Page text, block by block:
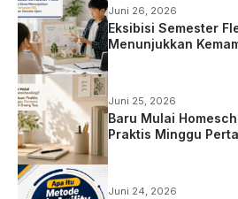
Juni 26, 2026
Eksibisi Semester
Menunjukkan
Juni 25, 2026
Baru Mulai
Praktis Minggu
Juni 24, 2026